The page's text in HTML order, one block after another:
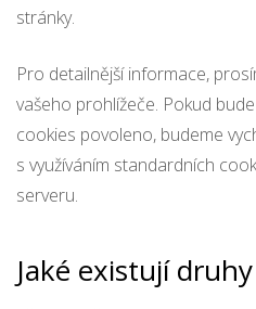
stránky.
Pro detailnější informace,
vašeho prohlížeče. Pokud
cookies povoleno, budeme
s využíváním standardních
serveru.
Jaké existují